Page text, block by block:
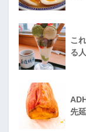
こ
る人
先